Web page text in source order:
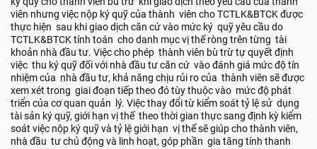
viên nhưng việc nộp ký quỹ của thành viên cho TCTLK&BTCK được
thực hiện sau khi giao dịch căn cứ vào mức ký quỹ yêu cầu do
TCTLK&BTCK tính toán cho danh mục vị thế ròng trên từng tài
khoản nhà đầu tư. Việc cho phép thành viên bù trừ tự quyết định
việc thu ký quỹ đối với nhà đầu tư căn cứ vào đánh giá mức độ tín
nhiệm của nhà đầu tư, khả năng chịu rủi ro của thành viên sẽ được
xem xét trong giai đoạn tiếp theo đó tùy thuộc vào mức độ phát
triển của cơ quan quản lý. Việc thay đổi từ kiểm soát tỷ lệ sử dụng
tài sản ký quỹ, giới hạn vị thế theo thời gian thực sang định kỳ kiểm
soát việc nộp ký quỹ và tỷ lệ giới hạn vị thế sẽ giúp cho thành viên,
nhà đầu tư chủ động và linh hoạt, góp phần gia tăng tính thanh